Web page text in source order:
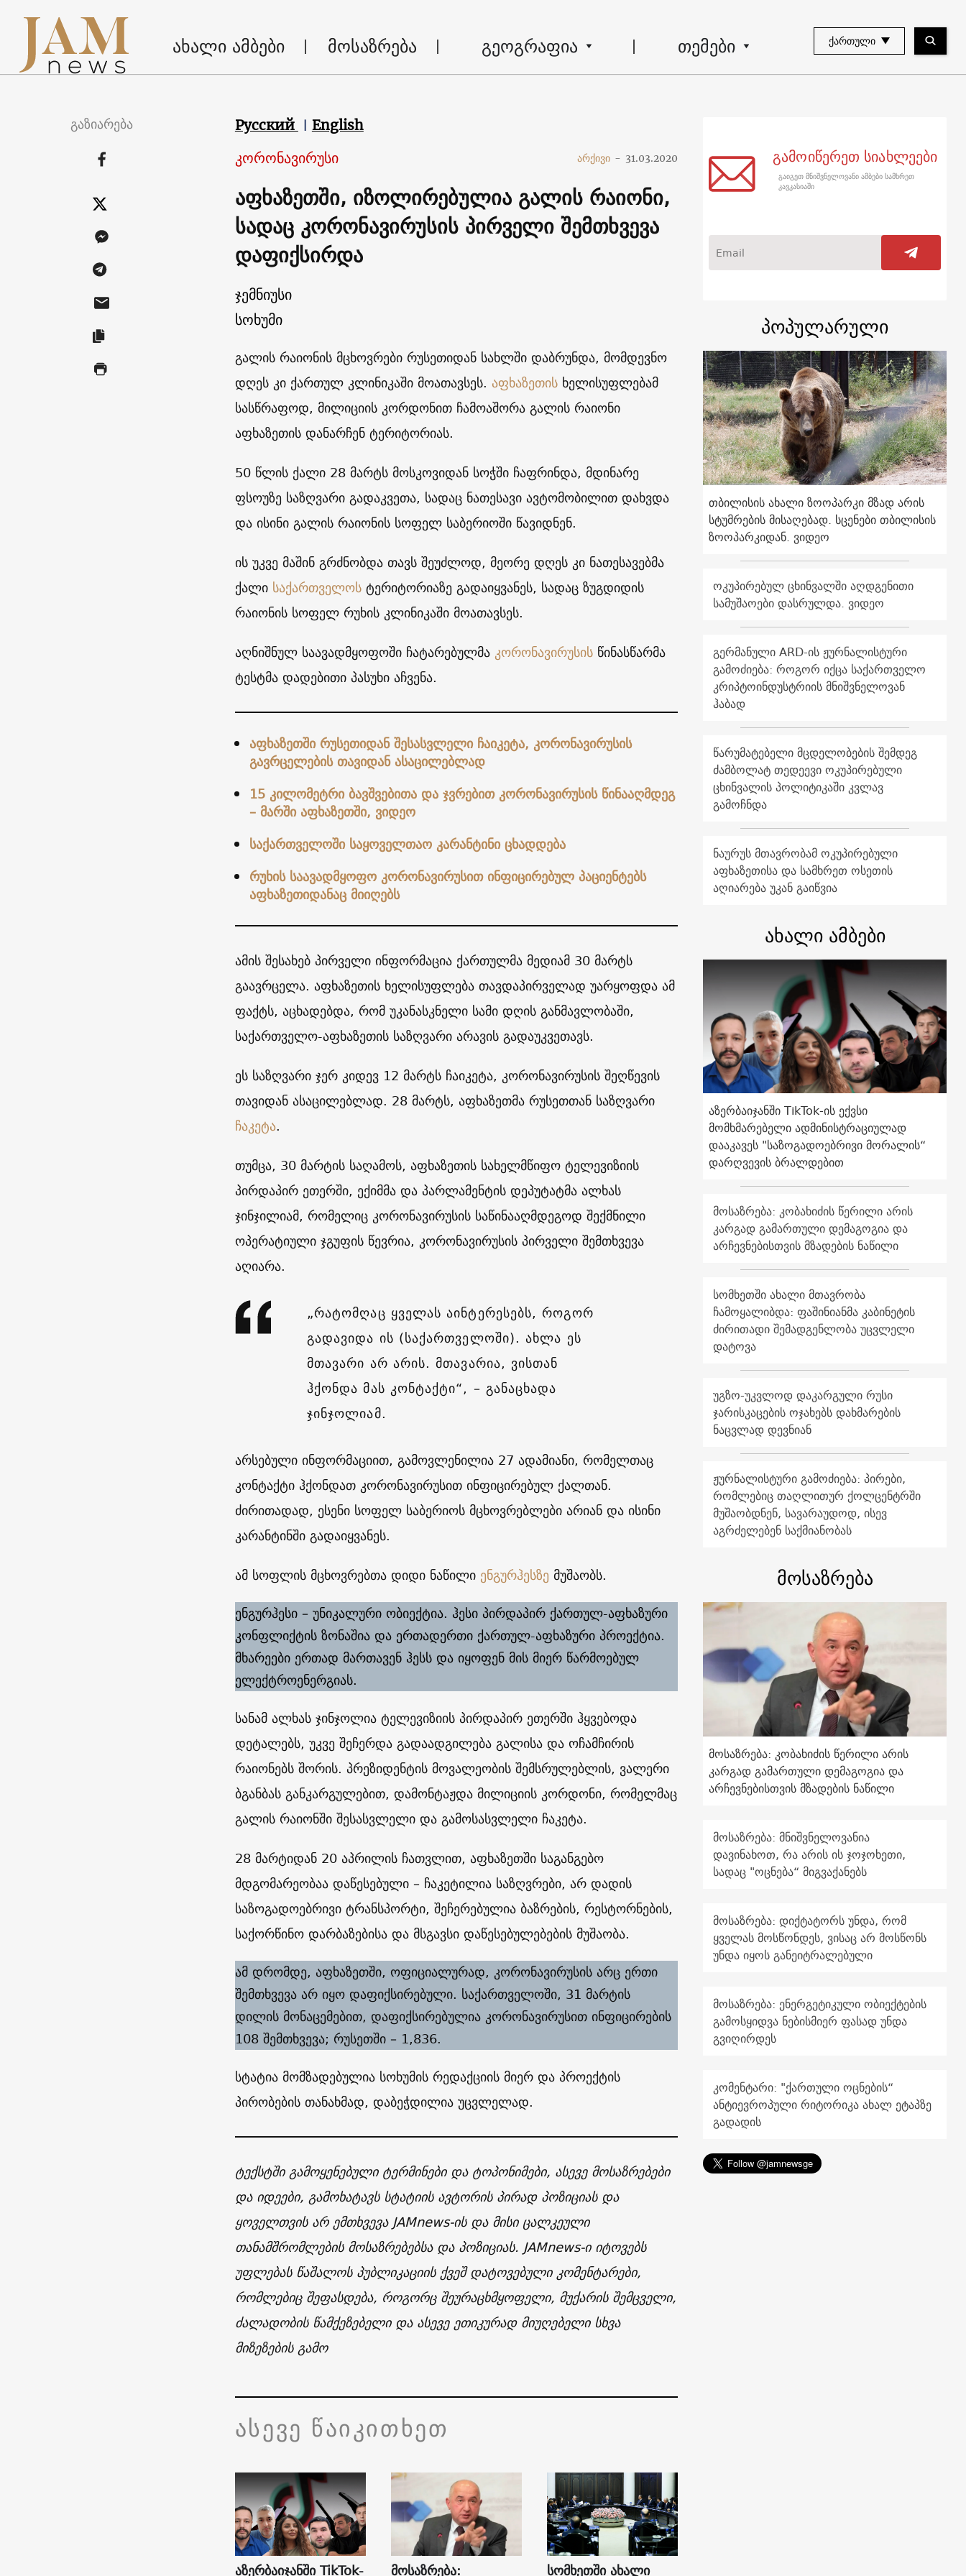
ახალი ამბები მოსაზრება გეოგრაფია თემები ᲥᲐᲠᲗᲣᲚᲘ
გაზიარება Русский English
კორონავირუსი არქივი - 31.03.2020
აფხაზეთში, იზოლირებულია გალის რაიონი,
სადაც კორონავირუსის პირველი შემთხვევა
დაფიქსირდა
ჯემნიუსი
სოხუმი
გალის რაიონის მცხოვრები რუსეთიდან სახლში დაბრუნდა, მომდევნო
დღეს კი ქართულ კლინიკაში მოათავსეს. აფხაზეთისხელისუფლებამ
სასწრაფოდ, მილიციის კორდონით ჩამოაშორა გალის რაიონი
აფხაზეთის დანარჩენ ტერიტორიას.
50 წლის ქალი 28 მარტს მოსკოვიდან სოჭში ჩაფრინდა, მდინარე
ფსოუზე საზღვარი გადაკვეთა, სადაც ნათესავი ავტომობილით დახვდა
და ისინი გალის რაიონის სოფელ საბერიოში წავიდნენ.
ის უკვე მაშინ გრძნობდა თავს შეუძლოდ, მეორე დღეს კი ნათესავებმა
ქალი საქართველოსტერიტორიაზე გადაიყვანეს, სადაც ზუგდიდის
რაიონის სოფელ რუხის კლინიკაში მოათავსეს.
აღნიშნულ საავადმყოფოში ჩატარებულმაკორონავირუსისწინასწარმა
ტესტმა დადებითი პასუხი აჩვენა.
აფხაზეთში რუსეთიდან შესასვლელი ჩაიკეტა, კორონავირუსის
გავრცელების თავიდან ასაცილებლად
15 კილომეტრი ბავშვებითა და ჯვრებით კორონავირუსის წინააღმდეგ
– მარში აფხაზეთში, ვიდეო
საქართველოში საყოველთაო კარანტინი ცხადდება
რუხის საავადმყოფო კორონავირუსით ინფიცირებულ პაციენტებს
აფხაზეთიდანაც მიიღებს
ამის შესახებ პირველი ინფორმაცია ქართულმა მედიამ 30 მარტს
გაავრცელა. აფხაზეთის ხელისუფლება თავდაპირველად უარყოფდა ამ
ფაქტს, აცხადებდა, რომ უკანასკნელი სამი დღის განმავლობაში,
საქართველო-აფხაზეთის საზღვარი არავის გადაუკვეთავს.
ეს საზღვარი ჯერ კიდევ 12 მარტს ჩაიკეტა, კორონავირუსის შეღწევის
თავიდან ასაცილებლად. 28 მარტს, აფხაზეთმა რუსეთთან საზღვარი
ჩაკეტა.
თუმცა, 30 მარტის საღამოს, აფხაზეთის სახელმწიფო ტელევიზიის
პირდაპირ ეთერში, ექიმმა და პარლამენტის დეპუტატმა ალხას
ჯინჯილიამ, რომელიც კორონავირუსის საწინააღმდეგოდ შექმნილი
ოპერატიული ჯგუფის წევრია, კორონავირუსის პირველი შემთხვევა
აღიარა.
„რატომღაც ყველას აინტერესებს, როგორ
გადავიდა ის (საქართველოში). ახლა ეს
მთავარი არ არის. მთავარია, ვისთან
ჰქონდა მას კონტაქტი“, – განაცხადა
ჯინჯოლიამ.
არსებული ინფორმაციით, გამოვლენილია 27 ადამიანი, რომელთაც
კონტაქტი ჰქონდათ კორონავირუსით ინფიცირებულ ქალთან.
ძირითადად, ესენი სოფელ საბერიოს მცხოვრებლები არიან და ისინი
კარანტინში გადაიყვანეს.
ამ სოფლის მცხოვრებთა დიდი ნაწილი ენგურჰესზე მუშაობს.
ენგურჰესი – უნიკალური ობიექტია. ჰესი პირდაპირ ქართულ-აფხაზური
კონფლიქტის ზონაშია და ერთადერთი ქართულ-აფხაზური პროექტია.
მხარეები ერთად მართავენ ჰესს და იყოფენ მის მიერ წარმოებულ
ელექტროენერგიას.
სანამ ალხას ჯინჯოლია ტელევიზიის პირდაპირ ეთერში ჰყვებოდა
დეტალებს, უკვე შეჩერდა გადაადგილება გალისა და ოჩამჩირის
რაიონებს შორის. პრეზიდენტის მოვალეობის შემსრულებლის, ვალერი
ბგანბას განკარგულებით, დამონტაჟდა მილიციის კორდონი, რომელმაც
გალის რაიონში შესასვლელი და გამოსასვლელი ჩაკეტა.
28 მარტიდან 20 აპრილის ჩათვლით, აფხაზეთში საგანგებო
მდგომარეობაა დაწესებული – ჩაკეტილია საზღვრები, არ დადის
საზოგადოებრივი ტრანსპორტი, შეჩერებულია ბაზრების, რესტორნების,
საქორწინო დარბაზებისა და მსგავსი დაწესებულებების მუშაობა.
ამ დრომდე, აფხაზეთში, ოფიციალურად, კორონავირუსის არც ერთი
შემთხვევა არ იყო დაფიქსირებული. საქართველოში, 31 მარტის
დილის მონაცემებით, დაფიქსირებულია კორონავირუსით ინფიცირების
108 შემთხვევა; რუსეთში – 1,836.
სტატია მომზადებულია სოხუმის რედაქციის მიერ და პროექტის
პირობების თანახმად, დაბეჭდილია უცვლელად.
ტექსტში გამოყენებული ტერმინები და ტოპონიმები, ასევე მოსაზრებები
და იდეები, გამოხატავს სტატიის ავტორის პირად პოზიციას და
ყოველთვის არ ემთხვევა JAMnews-ის და მისი ცალკეული
თანამშრომლების მოსაზრებებსა და პოზიციას. JAMnews-ი იტოვებს
უფლებას წაშალოს პუბლიკაციის ქვეშ დატოვებული კომენტარები,
რომლებიც შეფასდება, როგორც შეურაცხმყოფელი, მუქარის შემცველი,
ძალადობის წამქეზებელი და ასევე ეთიკურად მიუღებელი სხვა
მიზეზების გამო
ასევე წაიკითხეთ
აზერბაიჯანში TikTok- მოსაზრება: სომხეთში ახალი
გამოიწერეთ სიახლეები
გაიგეთ მნიშვნელოვანი ამბები სამხრეთ
კავკასიაში
პოპულარული
თბილისის ახალი ზოოპარკი მზად არის
სტუმრების მისაღებად. სცენები თბილისის
ზოოპარკიდან. ვიდეო
ოკუპირებულ ცხინვალში აღდგენითი
სამუშაოები დასრულდა. ვიდეო
გერმანული ARD-ის ჟურნალისტური
გამოძიება: როგორ იქცა საქართველო
კრიპტოინდუსტრიის მნიშვნელოვან
ჰაბად
წარუმატებელი მცდელობების შემდეგ
ძამბოლატ თედეევი ოკუპირებული
ცხინვალის პოლიტიკაში კვლავ
გამოჩნდა
ნაურუს მთავრობამ ოკუპირებული
აფხაზეთისა და სამხრეთ ოსეთის
აღიარება უკან გაიწვია
ახალი ამბები
აზერბაიჯანში TikTok-ის ექვსი
მომხმარებელი ადმინისტრაციულად
დააკავეს "საზოგადოებრივი მორალის“
დარღვევის ბრალდებით
მოსაზრება: კობახიძის წერილი არის
კარგად გამართული დემაგოგია და
არჩევნებისთვის მზადების ნაწილი
სომხეთში ახალი მთავრობა
ჩამოყალიბდა: ფაშინიანმა კაბინეტის
ძირითადი შემადგენლობა უცვლელი
დატოვა
უგზო-უკვლოდ დაკარგული რუსი
ჯარისკაცების ოჯახებს დახმარების
ნაცვლად დევნიან
ჟურნალისტური გამოძიება: პირები,
რომლებიც თაღლითურ ქოლცენტრში
მუშაობდნენ, სავარაუდოდ, ისევ
აგრძელებენ საქმიანობას
მოსაზრება
მოსაზრება: კობახიძის წერილი არის
კარგად გამართული დემაგოგია და
არჩევნებისთვის მზადების ნაწილი
მოსაზრება: მნიშვნელოვანია
დავინახოთ, რა არის ის ჯოჯოხეთი,
სადაც "ოცნება“ მიგვაქანებს
მოსაზრება: დიქტატორს უნდა, რომ
ყველას მოსწონდეს, ვისაც არ მოსწონს
უნდა იყოს განეიტრალებული
მოსაზრება: ენერგეტიკული ობიექტების
გამოსყიდვა ნებისმიერ ფასად უნდა
გვიღირდეს
კომენტარი: "ქართული ოცნების“
ანტიევროპული რიტორიკა ახალ ეტაპზე
გადადის